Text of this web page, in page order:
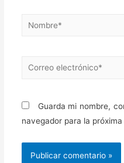
Nombre*
Correo
Guarda mi nombre,
navegador para la